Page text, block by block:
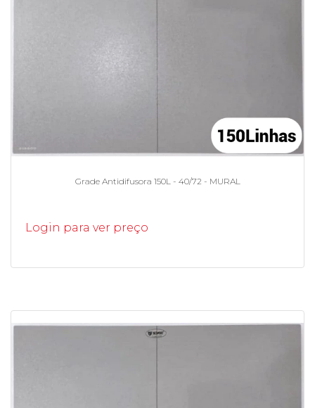
Grade Antidifusora 150L - 40/72 - MURAL
Login para ver preço